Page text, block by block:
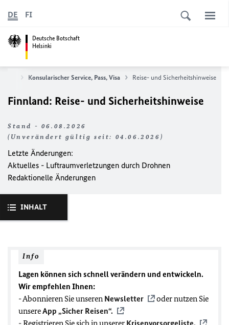
Deutsche Botschaft
Helsinki
DE FI
Konsularischer Service, Pass, Visa Reise- und Sicherheitshinweise
Finnland: Reise- und Sicherheitshinweise
Stand - 06.08.2026
(Unverändert gültig seit: 04.06.2026)
Letzte Änderungen:
Aktuelles - Luftraumverletzungen durch Drohnen
Redaktionelle Änderungen
INHALT
Info
Lagen können sich schnell verändern und entwickeln.
Wir empfehlen Ihnen:
- Abonnieren Sie unseren Newsletter
oder nutzen Sie
unsereApp „Sicher Reisen“.